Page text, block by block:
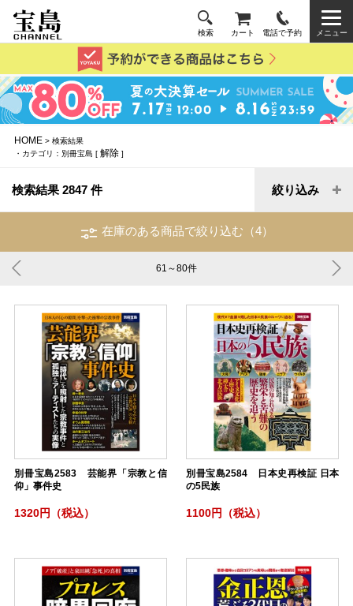
検索 カート 電話で予約 メニュー
HOME > 検索結果
・カテゴリ：別冊宝島 [解除 ]
検索結果 2847 件 絞り込み
在庫のある商品で絞り込む（4）
61～80件
別冊宝島2583 芸能界「宗教と信
仰」事件史
1320円（税込）
別冊宝島2584 日本史再検証 日本
の5民族
1100円（税込）